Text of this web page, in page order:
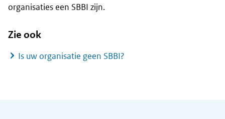
organisaties een SBBI zijn.
Zie ook
Is uw organisatie geen SBBI?